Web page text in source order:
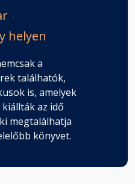
helyen
a
találhatók,
is, amelyek
az idő
megtalálhatja
könyvet.